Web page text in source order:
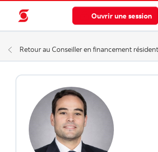
Ouvrir une session
Retour au Conseiller en financement